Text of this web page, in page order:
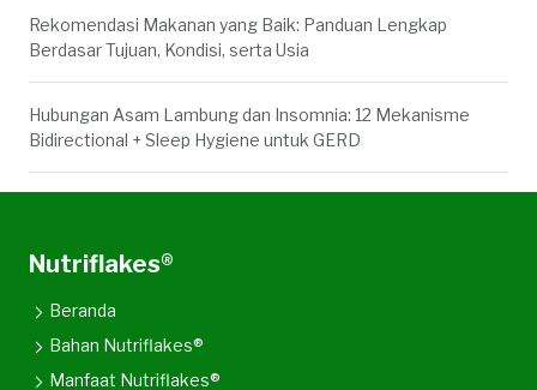
Rekomendasi Makanan yang Baik: Panduan Lengkap
Berdasar Tujuan, Kondisi, serta Usia
Hubungan Asam Lambung dan Insomnia: 12 Mekanisme
Bidirectional + Sleep Hygiene untuk GERD
Nutriflakes®
Beranda
Bahan Nutriflakes®
Manfaat Nutriflakes®